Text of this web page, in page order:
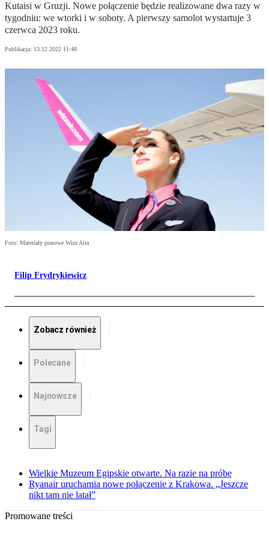
Kutaisi w Gruzji. Nowe połączenie będzie realizowane dwa razy w
tygodniu: we wtorki i w soboty. A pierwszy samolot wystartuje 3
czerwca 2023 roku.
Publikacja: 13.12.2022 11:48
Foto: Materiały prasowe Wizz Aira
Filip Frydrykiewicz
Zobacz również
Polecane
Najnowsze
Tagi
Wielkie Muzeum Egipskie otwarte. Na razie na próbę
Ryanair uruchamia nowe połączenie z Krakowa. „Jeszcze
nikt tam nie latał”
Promowane treści